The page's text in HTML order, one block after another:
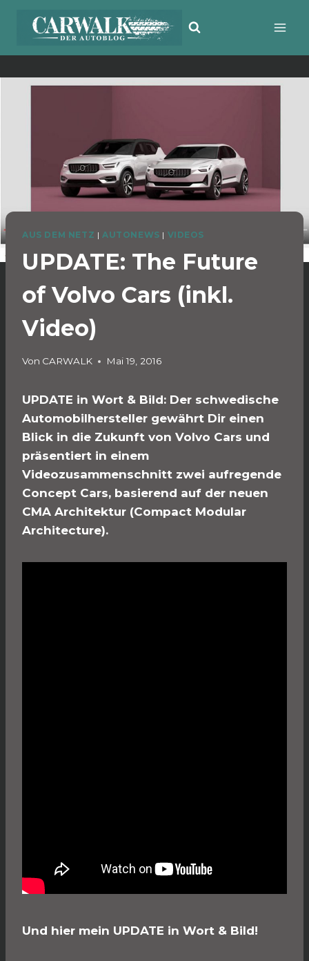
Inhalt
AUS DEM NETZ | AUTONEWS | VIDEOS
UPDATE: The Future
of Volvo Cars (inkl.
Video)
Von CARWALK Mai 19, 2016
UPDATE in Wort & Bild: Der schwedische
Automobilhersteller gewährt Dir einen
Blick in die Zukunft von Volvo Cars und
präsentiert in einem
Videozusammenschnitt zwei aufregende
Concept Cars, basierend auf der neuen
CMA Architektur (Compact Modular
Architecture).
Und hier mein UPDATE in Wort & Bild!